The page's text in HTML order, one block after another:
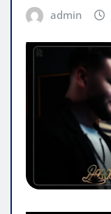
admin